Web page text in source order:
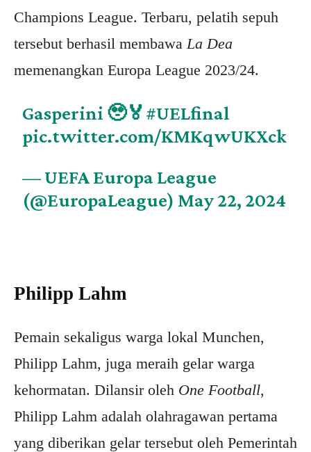
Champions League. Terbaru, pelatih sepuh
tersebut berhasil membawa La Dea
memenangkan Europa League 2023/24.
Gasperini 🥹🏅#UELfinal
pic.twitter.com/KMKqwUKXck
— UEFA Europa League
(@EuropaLeague) May 22, 2024
Philipp Lahm
Pemain sekaligus warga lokal Munchen,
Philipp Lahm, juga meraih gelar warga
kehormatan. Dilansir oleh One Football,
Philipp Lahm adalah olahragawan pertama
yang diberikan gelar tersebut oleh Pemerintah